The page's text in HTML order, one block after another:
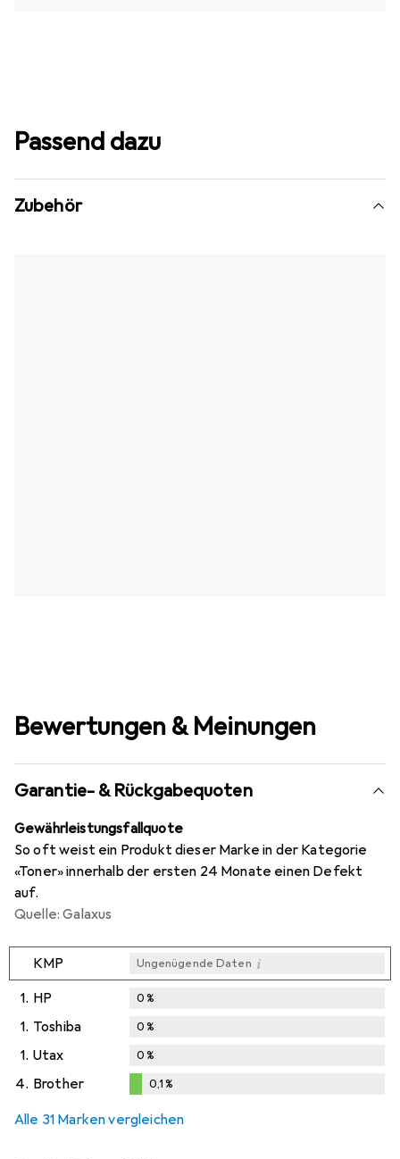
Passend dazu
Zubehör
Bewertungen & Meinungen
Garantie- & Rückgabequoten
Gewährleistungsfallquote
So oft weist ein Produkt dieser Marke in der Kategorie
«Toner» innerhalb der ersten 24 Monate einen Defekt
auf.
Quelle: Galaxus
KMP Ungenügende Daten i
1. HP 0%
1. Toshiba 0%
1. Utax 0%
4. Brother 0,1%
Alle 31 Marken vergleichen